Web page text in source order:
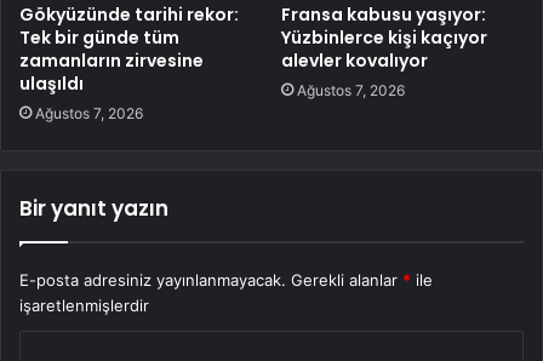
Gökyüzünde tarihi rekor:
Tek bir günde tüm
zamanların zirvesine
ulaşıldı
Ağustos 7, 2026
Fransa kabusu yaşıyor:
Yüzbinlerce kişi kaçıyor
alevler kovalıyor
Ağustos 7, 2026
Bir yanıt yazın
E-posta adresiniz yayınlanmayacak. Gerekli alanlar * ile
işaretlenmişlerdir